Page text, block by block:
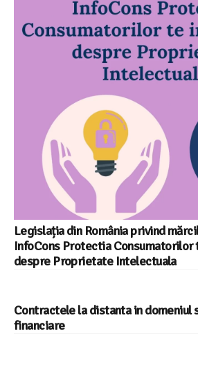
Legislația din România privind
InfoCons Protectia Consumatorilor
despre Proprietate Intelectuala
Contractele la distanta in domeniul
financiare